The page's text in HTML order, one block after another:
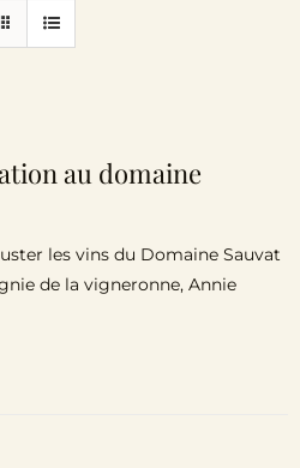
au domaine
les vins du Domaine Sauvat
de la vigneronne, Annie